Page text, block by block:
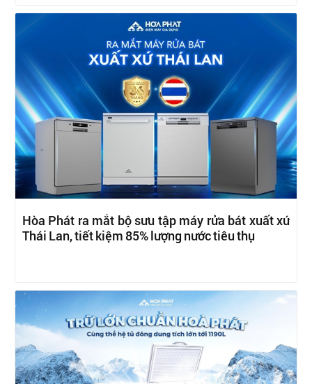
Hòa Phát ra mắt bộ sưu tập máy rửa bát xuất xứ
Thái Lan, tiết kiệm 85% lượng nước tiêu thụ